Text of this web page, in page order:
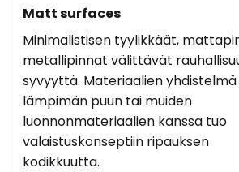
Matt surfaces
Minimalistisen tyylikkäät,
metallipinnat välittävät
syvyyttä. Materiaalien yhdistelmä
lämpimän puun tai muiden
luonnonmateriaalien kanssa tuo
valaistuskonseptiin ripauksen
kodikkuutta.